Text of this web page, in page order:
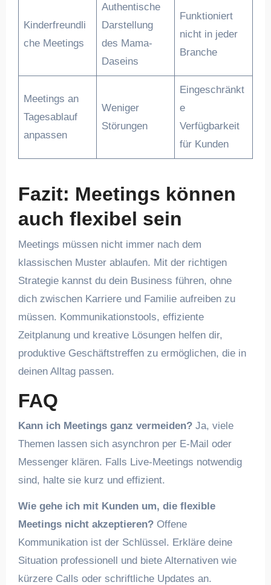
Kinderfreundli
che Meetings
Authentische
Darstellung
des Mama-
Daseins
Funktioniert
nicht in jeder
Branche
Meetings an
Tagesablauf
anpassen
Weniger
Störungen
Eingeschränkt
e
Verfügbarkeit
für Kunden
Fazit: Meetings können
auch flexibel sein
Meetings müssen nicht immer nach dem
klassischen Muster ablaufen. Mit der richtigen
Strategie kannst du dein Business führen, ohne
dich zwischen Karriere und Familie aufreiben zu
müssen. Kommunikationstools, effiziente
Zeitplanung und kreative Lösungen helfen dir,
produktive Geschäftstreffen zu ermöglichen, die in
deinen Alltag passen.
FAQ
Kann ich Meetings ganz vermeiden?Ja, viele
Themen lassen sich asynchron per E-Mail oder
Messenger klären. Falls Live-Meetings notwendig
sind, halte sie kurz und effizient.
Wie gehe ich mit Kunden um, die flexible
Meetings nicht akzeptieren?Offene
Kommunikation ist der Schlüssel. Erkläre deine
Situation professionell und biete Alternativen wie
kürzere Calls oder schriftliche Updates an.